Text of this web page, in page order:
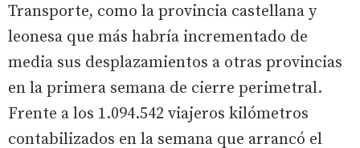
Transporte, como la provincia castellana y
leonesa que más habría incrementado de
media sus desplazamientos a otras provincias
en la primera semana de cierre perimetral.
Frente a los 1.094.542 viajeros kilómetros
contabilizados en la semana que arrancó el